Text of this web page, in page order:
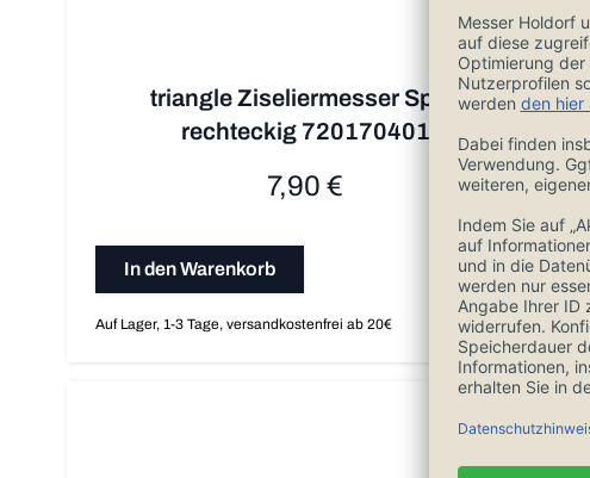
triangle Ziseliermesser Spirit
rechteckig 720170401
7,90 €
In den Warenkorb
Auf Lager, 1-3 Tage, versandkostenfrei ab 20€